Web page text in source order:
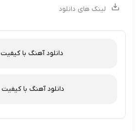
لینک های دانلود
دانلود آهنگ با کیفیت 128
دانلود آهنگ با کیفیت 320